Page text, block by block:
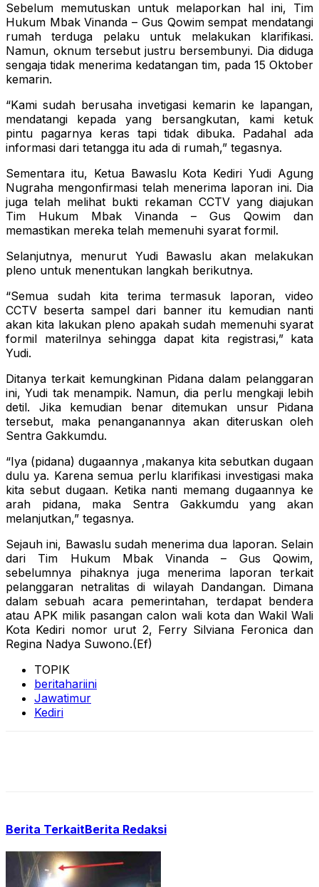
Sebelum memutuskan untuk melaporkan hal ini, Tim
Hukum Mbak Vinanda – Gus Qowim sempat mendatangi
rumah terduga pelaku untuk melakukan klarifikasi.
Namun, oknum tersebut justru bersembunyi. Dia diduga
sengaja tidak menerima kedatangan tim, pada 15 Oktober
kemarin.
“Kami sudah berusaha invetigasi kemarin ke lapangan,
mendatangi kepada yang bersangkutan, kami ketuk
pintu pagarnya keras tapi tidak dibuka. Padahal ada
informasi dari tetangga itu ada di rumah,” tegasnya.
Sementara itu, Ketua Bawaslu Kota Kediri Yudi Agung
Nugraha mengonfirmasi telah menerima laporan ini. Dia
juga telah melihat bukti rekaman CCTV yang diajukan
Tim Hukum Mbak Vinanda – Gus Qowim dan
memastikan mereka telah memenuhi syarat formil.
Selanjutnya, menurut Yudi Bawaslu akan melakukan
pleno untuk menentukan langkah berikutnya.
“Semua sudah kita terima termasuk laporan, video
CCTV beserta sampel dari banner itu kemudian nanti
akan kita lakukan pleno apakah sudah memenuhi syarat
formil materilnya sehingga dapat kita registrasi,” kata
Yudi.
Ditanya terkait kemungkinan Pidana dalam pelanggaran
ini, Yudi tak menampik. Namun, dia perlu mengkaji lebih
detil. Jika kemudian benar ditemukan unsur Pidana
tersebut, maka penanganannya akan diteruskan oleh
Sentra Gakkumdu.
“Iya (pidana) dugaannya ,makanya kita sebutkan dugaan
dulu ya. Karena semua perlu klarifikasi investigasi maka
kita sebut dugaan. Ketika nanti memang dugaannya ke
arah pidana, maka Sentra Gakkumdu yang akan
melanjutkan,” tegasnya.
Sejauh ini, Bawaslu sudah menerima dua laporan. Selain
dari Tim Hukum Mbak Vinanda – Gus Qowim,
sebelumnya pihaknya juga menerima laporan terkait
pelanggaran netralitas di wilayah Dandangan. Dimana
dalam sebuah acara pemerintahan, terdapat bendera
atau APK milik pasangan calon wali kota dan Wakil Wali
Kota Kediri nomor urut 2, Ferry Silviana Feronica dan
Regina Nadya Suwono.(Ef)
TOPIK
beritahariini
Jawatimur
Kediri
Berita TerkaitBerita Redaksi